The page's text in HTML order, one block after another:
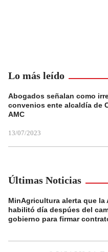
Lo más leído
Abogados señalan como
convenios ente alcaldía de
AMC
13/07/2023
Últimas Noticias
MinAgricultura alerta que la
habilitó día despúes del
gobierno para firmar